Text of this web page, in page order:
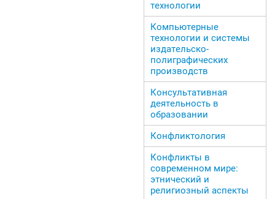
технологии
Компьютерные
технологии и системы
издательско-
полиграфических
производств
Консультативная
деятельность в
образовании
Конфликтология
Конфликты в
современном мире:
этнический и
религиозный аспекты